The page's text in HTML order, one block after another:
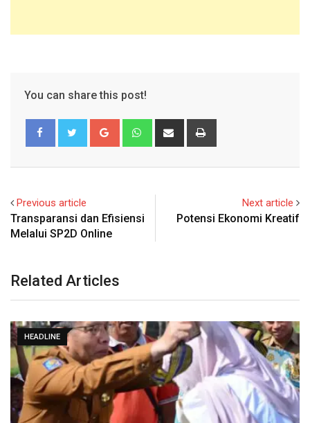
You can share this post!
Google+ WhatsappShare
Previous article
Transparansi dan Efisiensi
Melalui SP2D Online
Next article
Potensi Ekonomi Kreatif
Related Articles
HEADLINE